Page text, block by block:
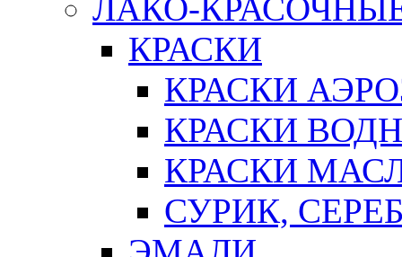
ЛАКО-
КРАСКИ
КРАСКИ
КРАСКИ
КРАСКИ
СУРИК,